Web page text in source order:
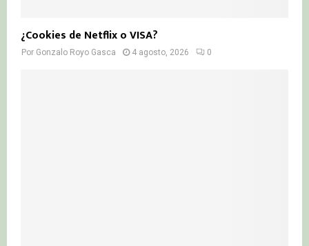
¿Cookies de Netflix o VISA?
Por Gonzalo Royo Gasca 4 agosto, 2026 0